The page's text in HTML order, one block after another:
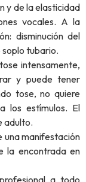
y de la elasticidad
vocales. A la
disminución del
tubario.
intensamente,
y puede tener
tose, no quiere
los estímulos. El
adulto.
una manifestación
la encontrada en